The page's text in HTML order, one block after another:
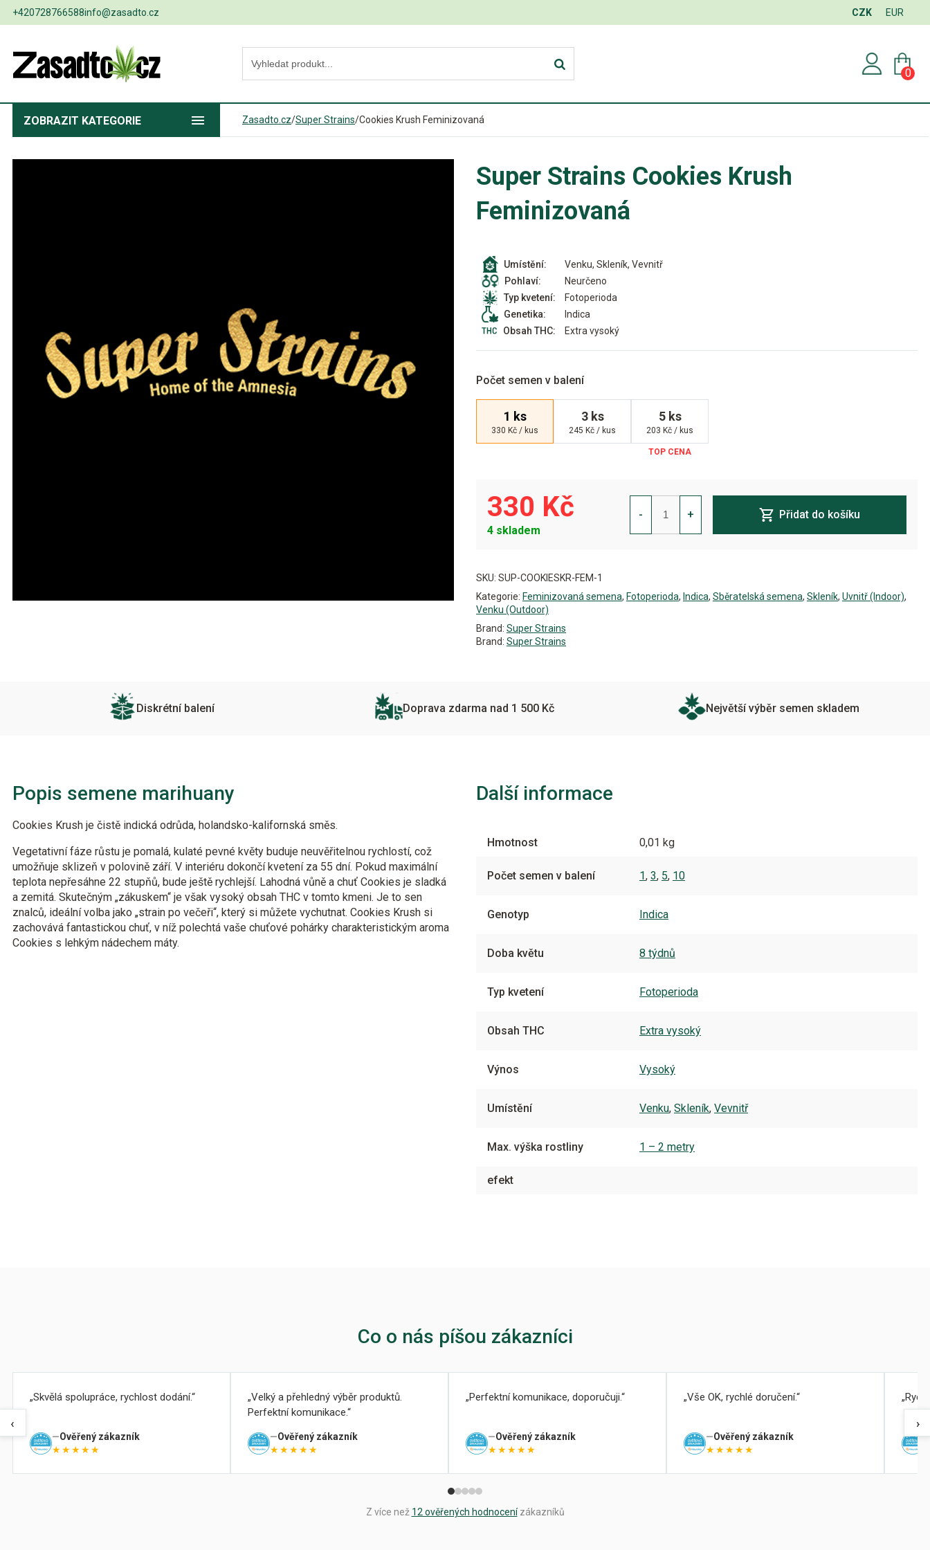
+420728766588info@zasadto.cz CZK EUR
0
ZOBRAZIT KATEGORIE Zasadto.cz/Super Strains/Cookies Krush Feminizovaná
Super Strains Cookies Krush
Feminizovaná
Umístění:
Venku, Skleník, Vevnitř
Pohlaví:
Neurčeno
Typ kvetení:
Fotoperioda
Genetika:
Indica
Obsah THC:
Extra vysoký
Počet semen v balení
1 ks
330 Kč / kus
3 ks
245 Kč / kus
5 ks
203 Kč / kus
330 Kč
4 skladem
-
Cookies
Krush
Feminizovaná
množství
+ Přidat do košíku
SKU: SUP-COOKIESKR-FEM-1
Kategorie: Feminizovaná semena, Fotoperioda, Indica, Sběratelská semena, Skleník, Uvnitř (Indoor),
Venku (Outdoor)
Brand: Super Strains
Brand: Super Strains
Diskrétní balení Doprava zdarma nad 1 500 Kč Největší výběr semen skladem
Popis semene marihuany
Cookies Krush je čistě indická odrůda, holandsko-kalifornská směs.
Vegetativní fáze růstu je pomalá, kulaté pevné květy buduje neuvěřitelnou rychlostí, což
umožňuje sklizeň v polovině září. V interiéru dokončí kvetení za 55 dní. Pokud maximální
teplota nepřesáhne 22 stupňů, bude ještě rychlejší. Lahodná vůně a chuť Cookies je sladká
a zemitá. Skutečným „zákuskem“ je však vysoký obsah THC v tomto kmeni. Je to sen
znalců, ideální volba jako „strain po večeři“, který si můžete vychutnat. Cookies Krush si
zachovává fantastickou chuť, v níž polechtá vaše chuťové pohárky charakteristickým aroma
Cookies s lehkým nádechem máty.
Další informace
Hmotnost 0,01 kg
Počet semen v balení 1, 3, 5, 10
Genotyp Indica
Doba květu 8 týdnů
Typ kvetení Fotoperioda
Obsah THC Extra vysoký
Výnos Vysoký
Umístění Venku, Skleník, Vevnitř
Max. výška rostliny 1 – 2 metry
efekt
Co o nás píšou zákazníci
‹
Skvělá spolupráce, rychlost dodání.
Ověřený zákazník
★★★★★
Velký a přehledný výběr produktů.
Perfektní komunikace.
Ověřený zákazník
★★★★★
Perfektní komunikace, doporučuji.
Ověřený zákazník
★★★★★
Vše OK, rychlé doručení.
Ověřený zákazník
★★★★★
›
Z více než 12 ověřených hodnocenízákazníků